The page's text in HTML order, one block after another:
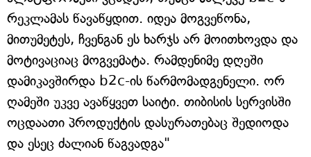
რეკლამას წავაწყდით. იდეა მოგვეწონა,
მითუმეტეს, ჩვენგან ეს ხარჯს არ მოითხოვდა და
მოტივაციაც მოგვემატა. რამდენიმე დღეში
დამიკავშირდა b2c-ის წარმომადგენელი. ორ
ღამეში უკვე ავაწყვეთ საიტი. თიბისის სერვისში
ოცდაათი პროდუქტის დასურათებაც შედიოდა
და ესეც ძალიან წაგვადგა"